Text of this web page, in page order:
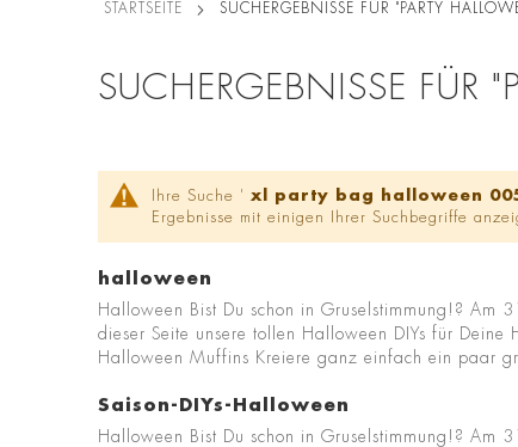
STARTSEITE SUCHERGEBNISSE FÜR "PARTY
SUCHERGEBNISSE FÜR
Ihre Suche ' xl party bag halloween
Ergebnisse mit einigen Ihrer Suchbegriffe
halloween
Halloween Bist Du schon in Gruselstimmung!? Am
dieser Seite unsere tollen Halloween DIYs für
Halloween Muffins Kreiere ganz einfach ein paar
Saison-DIYs-Halloween
Halloween Bist Du schon in Gruselstimmung!? Am